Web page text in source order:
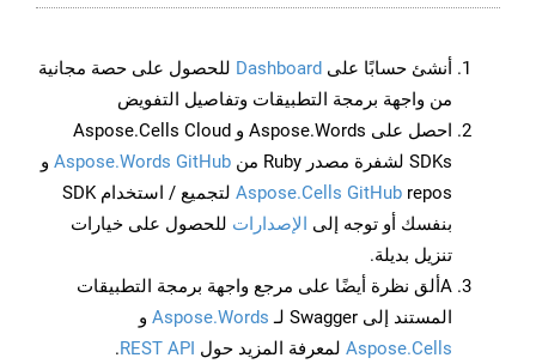
أنشئ حسابًا على Dashboard للحصول على حصة مجانية
من واجهة برمجة التطبيقات وتفاصيل التفويض
احصل على Aspose.Words و Aspose.Cells Cloud
SDKs لشفرة مصدر Ruby من
Aspose.Words GitHub و
Aspose.Cells GitHub
repos لتجميع / استخدام SDK
بنفسك أو توجه إلى الإصدارات للحصول على خيارات
تنزيل بديلة.
Aألق نظرة أيضًا على مرجع واجهة برمجة التطبيقات
المستند إلى Swagger لـ
Aspose.Words و
Aspose.Cells لمعرفة المزيد حول REST API
.